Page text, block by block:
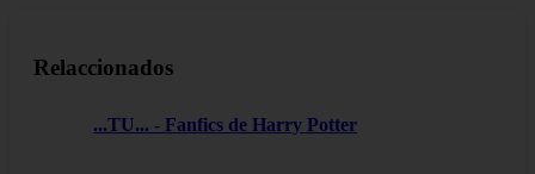
Relaccionados
...TU... - Fanfics de Harry Potter